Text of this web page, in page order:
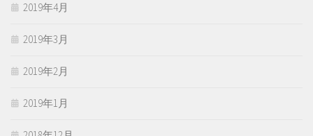
2019年4月
2019年3月
2019年2月
2019年1月